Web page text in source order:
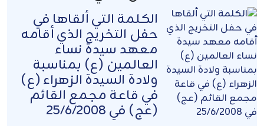
الكلمة التي ألقاها في
حفل التخريج الذي أقامه
معهد سيدة نساء
العالمين (ع) بمناسبة
ولادة السيدة الزهراء (ع)
في قاعة مجمع القائم
(عج) في 25/6/2008